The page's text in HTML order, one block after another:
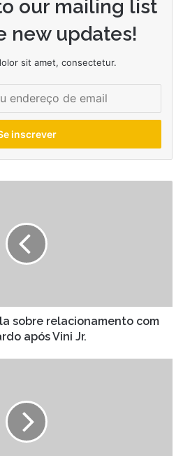
our mailing list
new updates!
sit amet, consectetur.
sobre relacionamento com
após Vini Jr.